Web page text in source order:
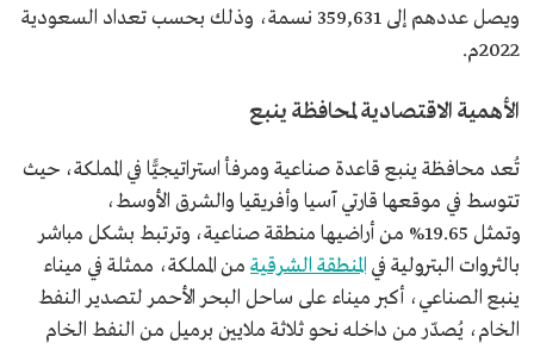
ويصل عددهم إلى 359,631
نسمة، وذلك بحسب تعداد السعودية
2022م.
الأهمية الاقتصادية لمحافظة ينبع
تُعد محافظة ينبع قاعدة صناعية ومرفأ استراتيجيًّا في المملكة، حيث
تتوسط في موقعها قارتي آسيا وأفريقيا والشرق الأوسط،
وتمثل 19.65% من أراضيها منطقة صناعية، وترتبط بشكل مباشر
بالثروات البترولية في المنطقة الشرقية من المملكة، ممثلة في ميناء
ينبع الصناعي، أكبر ميناء على ساحل البحر الأحمر لتصدير النفط
الخام، يُصدّر من داخله نحو ثلاثة ملايين برميل من النفط الخام